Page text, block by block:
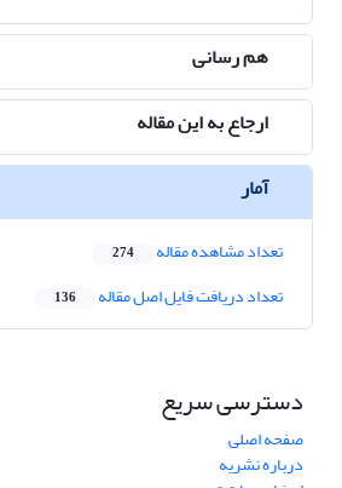
هم رسانی
ارجاع به این مقاله
آمار
تعداد مشاهده مقاله 274
تعداد دریافت فایل اصل مقاله 136
دسترسی سریع
صفحه اصلی
درباره نشریه